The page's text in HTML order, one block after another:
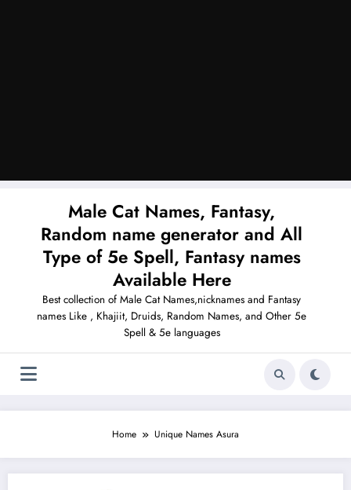
Male Cat Names, Fantasy,
Random name generator and All
Type of 5e Spell, Fantasy names
Available Here
Best collection of Male Cat Names,nicknames and Fantasy
names Like , Khajiit, Druids, Random Names, and Other 5e
Spell & 5e languages
Home Unique Names Asura